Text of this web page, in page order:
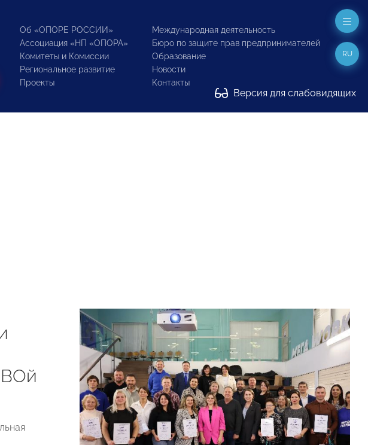
Об «ОПОРЕ РОССИИ»
Ассоциация «НП «ОПОРА»
Комитеты и Комиссии
Региональное развитие
Проекты
Международная деятельность
Бюро по защите прав предпринимателей
Образование
Новости
Контакты
Версия для слабовидящих
RU